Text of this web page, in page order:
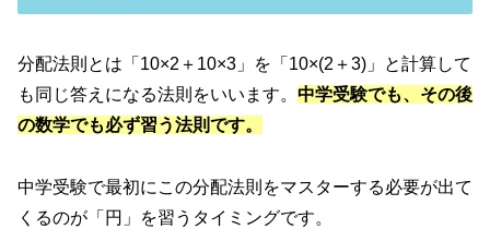
分配法則とは「10×2＋10×3」を「10×(2＋3)」と計算して
も同じ答えになる法則をいいます。 中学受験でも、その後
の数学でも必ず習う法則です。
中学受験で最初にこの分配法則をマスターする必要が出て
くるのが「円」を習うタイミングです。